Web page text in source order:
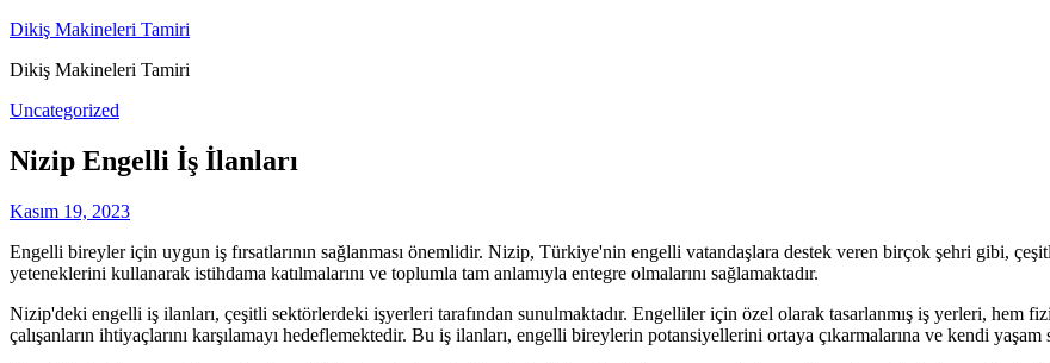
Skip
content
Dikiş Makineleri Tamiri
Dikiş Makineleri Tamiri
Uncategorized
Nizip Engelli İş İlanları
Kasım 19, 2023
Engelli bireyler için uygun iş fırsatlarının sağlanması önemlidir. Nizip, Türkiye'nin engelli vatandaşlara destek veren birçok şehri gibi,
yeteneklerini kullanarak istihdama katılmalarını ve toplumla tam anlamıyla entegre olmalarını sağlamaktadır.
Nizip'deki engelli iş ilanları, çeşitli sektörlerdeki işyerleri tarafından sunulmaktadır. Engelliler için özel olarak tasarlanmış iş yerleri, hem
çalışanların ihtiyaçlarını karşılamayı hedeflemektedir. Bu iş ilanları, engelli bireylerin potansiyellerini ortaya çıkarmalarına ve kendi yaşam